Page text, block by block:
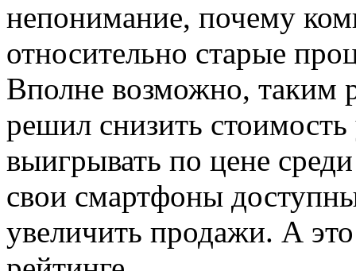
непонимание, почему
относительно старые
Вполне возможно, таким
решил снизить
выигрывать по цене
свои смартфоны
увеличить продажи. А